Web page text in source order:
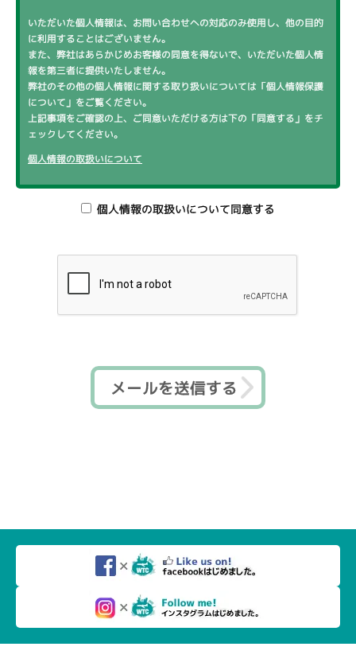
いただいた個人情報は、お問い合わせへの対応のみ使用し、他の目的
に利用することはございません。
また、弊社はあらかじめお客様の同意を得ないで、いただいた個人情
報を第三者に提供いたしません。
弊社のその他の個人情報に関する取り扱いについては「個人情報保護
について」をご覧ください。
上記事項をご確認の上、ご同意いただける方は下の「同意する」をチ
ェックしてください。
個人情報の取扱いについて
個人情報の取扱いについて同意する